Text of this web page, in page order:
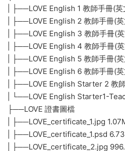
| ├──s1-11.jpg 1.16M
| ├──s1-12.jpg 1.18M
| ├──s1-13.jpg 1.04M
| ├──s1-2.jpg 1.08M
| ├──s1-3.jpg 1001.00kb
| ├──s1-4.jpg 1.03M
| ├──s1-5.jpg 1.14M
| ├──s1-6.jpg 976.14kb
| ├──s1-7.jpg 1.05M
| ├──s1-8.jpg 1.03M
| ├──s1-9.jpg 978.22kb
| ├──s2-1.jpg 1.04M